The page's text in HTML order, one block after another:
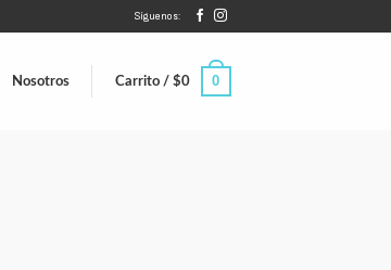
Síguenos:
Nosotros Carrito / $0 0